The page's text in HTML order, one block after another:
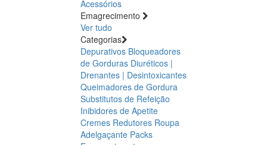
Acessórios
Emagrecimento
Ver tudo
Categorias
Depurativos Bloqueadores
de Gorduras Diuréticos |
Drenantes | Desintoxicantes
Queimadores de Gordura
Substitutos de Refeição
Inibidores de Apetite
Cremes Redutores Roupa
Adelgaçante Packs